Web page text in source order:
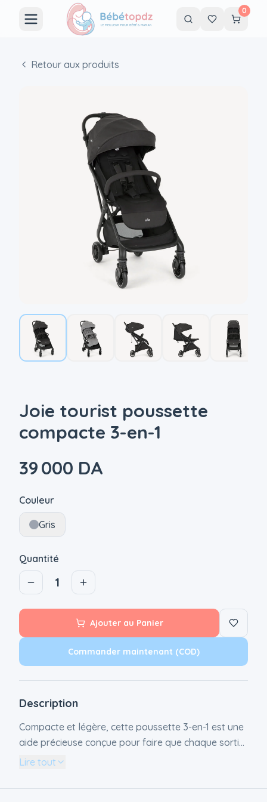
0
Retour aux produits
Joie tourist poussette
compacte 3-en-1
39 000 DA
Couleur
Gris
Quantité
1
Ajouter au Panier
Commander maintenant (COD)
Description
Compacte et légère, cette poussette 3-en-1 est une
aide précieuse conçue pour faire que chaque sortie
ressemble à une promenade au parc. Utilisable dès
Compatible avec les coques Joie, ou n’importe
Lire tout